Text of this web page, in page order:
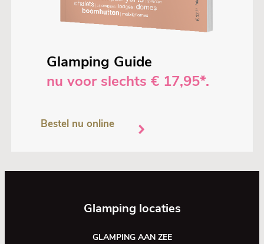
Glamping Guide
nu voor slechts € 17,95*.
Bestel nu online
Glamping locaties
GLAMPING AAN ZEE